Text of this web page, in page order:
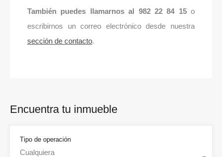
También puedes llamarnos al 982 22 84 15o
escribirnos un correo electrónico desde nuestra
sección de contacto.
Encuentra tu inmueble
Tipo de operación
Cualquiera